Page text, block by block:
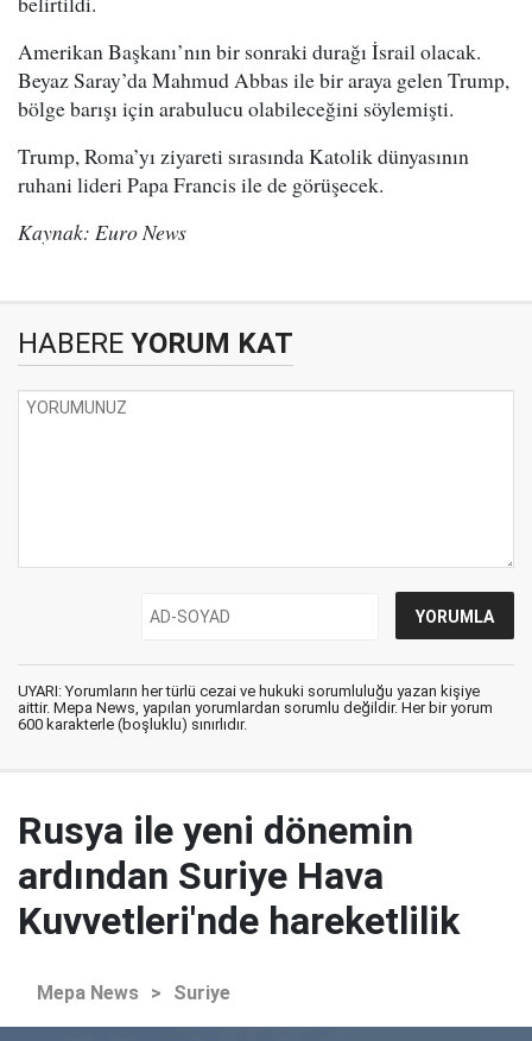
Amerikan Başkanı’nın bir sonraki durağı İsrail olacak.
Beyaz Saray’da Mahmud Abbas ile bir araya gelen Trump,
bölge barışı için arabulucu olabileceğini söylemişti.
Trump, Roma’yı ziyareti sırasında Katolik dünyasının
ruhani lideri Papa Francis ile de görüşecek.
Kaynak: Euro News
HABERE YORUM KAT
UYARI: Yorumların her türlü cezai ve hukuki sorumluluğu yazan kişiye
aittir. Mepa News, yapılan yorumlardan sorumlu değildir. Her bir yorum
600 karakterle (boşluklu) sınırlıdır.
Rusya ile yeni dönemin
ardından Suriye Hava
Kuvvetleri'nde hareketlilik
Mepa News > Suriye